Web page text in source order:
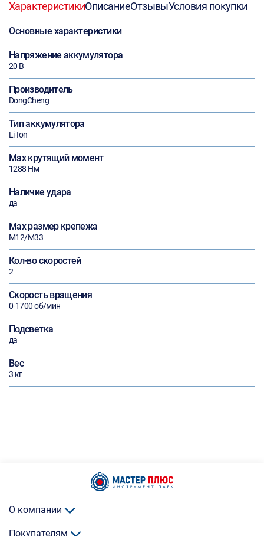
ХарактеристикиОписаниеОтзывыУсловия покупки
Основные характеристики
Напряжение аккумулятора
20 В
Производитель
DongCheng
Тип аккумулятора
Li-Ion
Max крутящий момент
1288 Нм
Наличие удара
да
Max размер крепежа
М12/M33
Кол-во скоростей
2
Скорость вращения
0-1700 об/мин
Подсветка
да
Вес
3 кг
О компании
Покупателям